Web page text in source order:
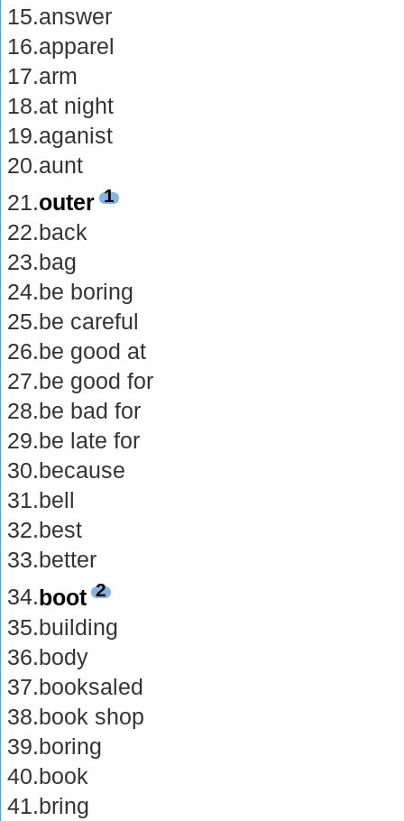
15.answer
16.apparel
17.arm
18.at night
19.aganist
20.aunt
21.outer 1
22.back
23.bag
24.be boring
25.be careful
26.be good at
27.be good for
28.be bad for
29.be late for
30.because
31.bell
32.best
33.better
34.boot 2
35.building
36.body
37.booksaled
38.book shop
39.boring
40.book
41.bring